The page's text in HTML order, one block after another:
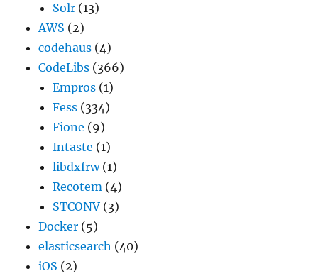
Solr (13)
AWS (2)
codehaus (4)
CodeLibs (366)
Empros (1)
Fess (334)
Fione (9)
Intaste (1)
libdxfrw(1)
Recotem (4)
STCONV (3)
Docker (5)
elasticsearch (40)
iOS (2)